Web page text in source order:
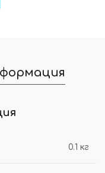
0.1 кг